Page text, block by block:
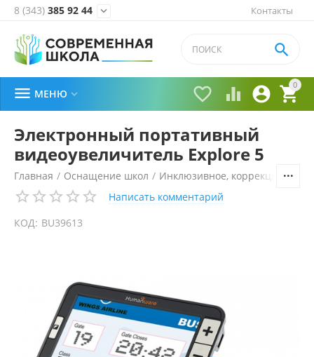
Контакты
8 (343) 385 92 44 
0


 

 МЕНЮ 
Электронный портативный
видеоувеличитель Explore 5
Главная / Оснащение школ / Инклюзивное, коррекционное
Написать комментарий
КОД: BU39613